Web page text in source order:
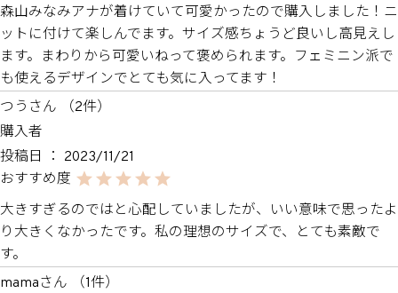
森山みなみアナが着けていて可愛かったので購入しました！ニ
ットに付けて楽しんでます。サイズ感ちょうど良いし高見えし
ます。まわりから可愛いねって褒められます。フェミニン派で
も使えるデザインでとても気に入ってます！
つう
2
購入者
投稿日
2023/11/21
大きすぎるのではと心配していましたが、いい意味で思ったよ
り大きくなかったです。私の理想のサイズで、とても素敵で
す。
mama
1